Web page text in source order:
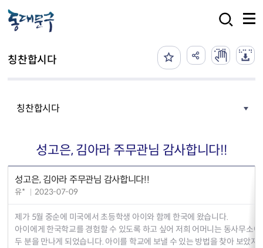
칭찬합시다
칭찬합시다
성고은, 김아라 주무관님 감사합니다!!
성고은, 김아라 주무관님 감사합니다!!
유* 2023-07-09
제가 5월 중순에 미국에서 초등학생 아이와 함께 한국에 왔습니다.
아이에게 한국학교를 경험할 수 있도록 하고 싶어 저희 어머니는 동사무소
두 분을 만나게 되었습니다. 아이를 학교에 보낼 수 있는 방법을 찾아 보았지